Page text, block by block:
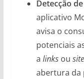
Detecção de
aplicativo
avisa o
potenciais
a linksou
abertura da